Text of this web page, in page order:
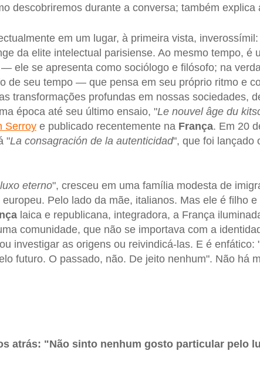
descobriremos durante a conversa; também explica
em um lugar, à primeira vista,
da elite intelectual parisiense. Ao mesmo tempo, é
ele se apresenta como sociólogo e filósofo; na
de seu tempo — que pensa em seu próprio ritmo e
transformações profundas em nossas sociedades,
época até seu último ensaio, "Le nouvel âge du
Serroye publicado recentemente na França. Em 20
"La consagración de la autenticidad", que foi lançado
eterno", cresceu em uma família modesta de
Pelo lado da mãe, italianos. Mas ele é filho e
laica e republicana, integradora, a França
comunidade, que não se importava com a
investigar as origens ou reivindicá-las. E é enfático:
futuro. O passado, não. De jeito nenhum". Não há
atrás: "Não sinto nenhum gosto particular pelo